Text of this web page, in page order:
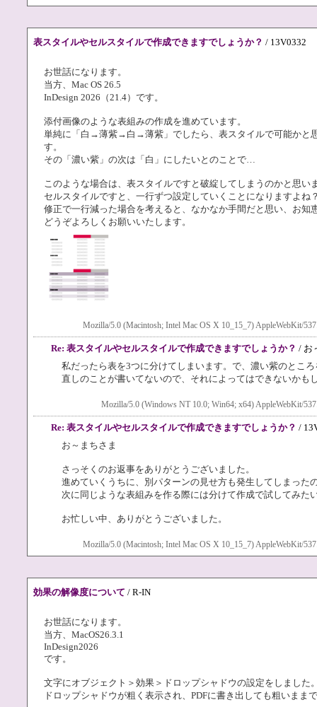
表スタイルやセルスタイルで作成できますでしょうか？ / 13V0332
お世話になります。
当方、Mac OS 26.5
InDesign 2026（21.4）です。
添付画像のような表組みの作成を進めています。
単純に「白→薄紫→白→薄紫」でしたら、表スタイルで可能かと
す。
その「濃い紫」の次は「白」にしたいとのことで…
このような場合は、表スタイルですと破綻してしまうのかと思い
セルスタイルですと、一行ずつ設定していくことになりますよね
修正で一行減った場合を考えると、なかなか手間だと思い、お知
どうぞよろしくお願いいたします。
Mozilla/5.0 (Macintosh; Intel Mac OS X 10_15_7) AppleWebKit/
Re: 表スタイルやセルスタイルで作成できますでしょうか？ / お
私だったら表を3つに分けてしまいます。で、濃い紫のとこ
直しのことが書いてないので、それによってはできないかも
Mozilla/5.0 (Windows NT 10.0; Win64; x64) AppleWebKit/
Re: 表スタイルやセルスタイルで作成できますでしょうか？ /
お～まちさま
さっそくのお返事をありがとうございました。
進めていくうちに、別パターンの見せ方も発生してしまった
次に同じような表組みを作る際には分けて作成で試してみた
お忙しい中、ありがとうございました。
Mozilla/5.0 (Macintosh; Intel Mac OS X 10_15_7) AppleWebKit/
効果の解像度について / R-IN
お世話になります。
当方、MacOS26.3.1
InDesign2026
です。
文字にオブジェクト＞効果＞ドロップシャドウの設定をしました
ドロップシャドウが粗く表示され、PDFに書き出しても粗いまま